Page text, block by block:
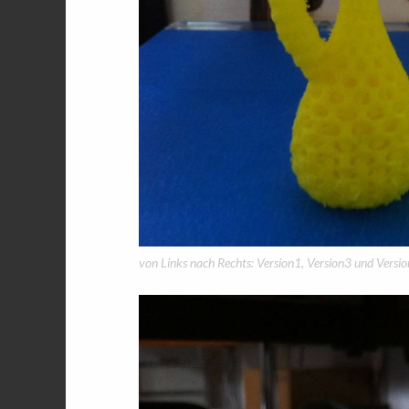
von Links nach Rechts: Version1, Version3 und